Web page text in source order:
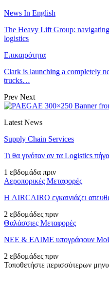
News In English
The Heavy Lift Group:
logistics
Επικαιρότητα
Clark is launching a completely
trucks…
Prev Next
Latest News
Supply Chain Services
Τι θα γινόταν αν τα Logistics
1 εβδομάδα πριν
Αεροπορικές Μεταφορές
Η AIRCAIRO εγκαινιάζει
2 εβδομάδες πριν
Θαλάσσιες Μεταφορές
ΝΕΕ & ΕΛΙΜΕ υπογράφουν
2 εβδομάδες πριν
Τοποθετήστε περισσότερων